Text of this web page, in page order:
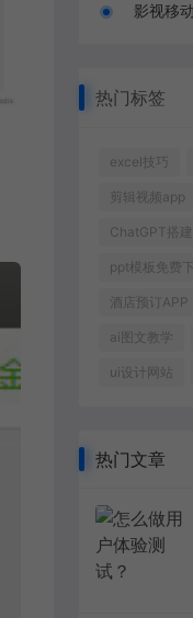
影视移
热门标签
excel技巧
剪辑视频app
ChatGPT搭建
ppt模板免费
酒店预订APP
ai图文教学
ui设计网站
热门文章